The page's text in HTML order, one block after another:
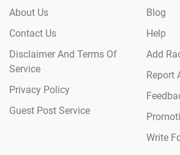
About Us
Contact Us
Disclaimer And Terms Of
Service
Privacy Policy
Guest Post Service
Blog
Help
Add
Report
Write